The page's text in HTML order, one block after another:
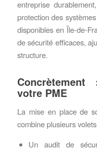
entreprise
protection des
disponibles en Île-de-
de sécurité efficaces,
structure.
votre PME
La mise en place de
combine plusieurs
Un audit de